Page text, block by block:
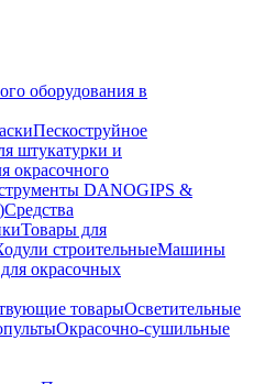
оборудования в
Пескоструйное
штукатурки и
окрасочного
DANOGIPS &
Средства
Товары для
строительныеМашины
окрасочных
товарыОсветительные
Окрасочно-сушильные